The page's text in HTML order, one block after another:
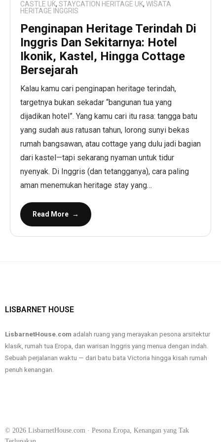
CASTLE UK, STAYCATION HERITAGE UK, WISATA
HERITAGE INGGRIS
Penginapan Heritage Terindah Di
Inggris Dan Sekitarnya: Hotel
Ikonik, Kastel, Hingga Cottage
Bersejarah
Kalau kamu cari penginapan heritage terindah,
targetnya bukan sekadar “bangunan tua yang
dijadikan hotel”. Yang kamu cari itu rasa: tangga batu
yang sudah aus ratusan tahun, lorong sunyi bekas
rumah bangsawan, atau cottage yang dulu jadi bagian
dari kastel—tapi sekarang nyaman untuk tidur
nyenyak. Di Inggris (dan tetangganya), cara paling
aman menemukan heritage stay yang…
Read More
LISBARNET HOUSE
LisbarnetHouse.com adalah ruang yang merayakan pesona arsitektur
klasik, rumah tua Eropa, dan warisan Inggris yang menua dengan indah.
Sebuah perjalanan waktu — dari batu bata Victoria hingga kisah rumah
penuh kenangan.
© 2026 LisbarnetHouse.com · Pesona Eropa, Kenangan yang Tak